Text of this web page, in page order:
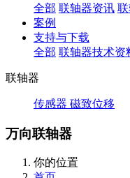
全部 联轴器资讯
案例
支持与下载
全部 联轴器技术资
联轴器
传感器 磁致位移
万向联轴器
你的位置